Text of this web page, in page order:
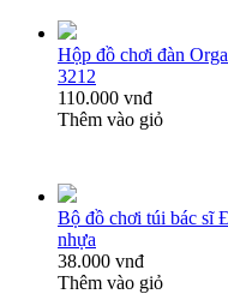
Hộp đồ chơi đàn
3212
110.000 vnđ
Thêm vào giỏ
Bộ đồ chơi túi bác sĩ
nhựa
38.000 vnđ
Thêm vào giỏ